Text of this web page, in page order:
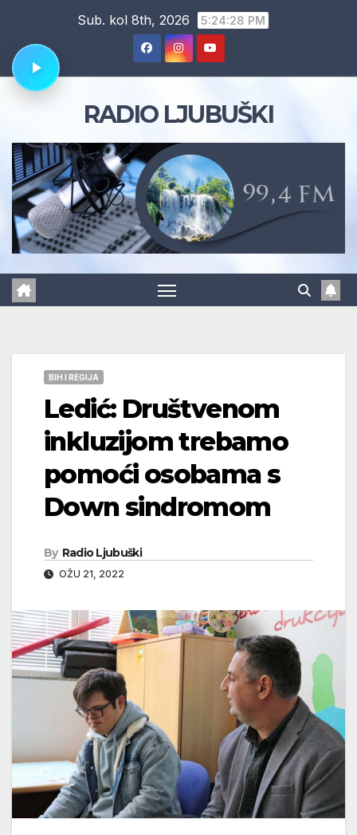
content
Sub. kol 8th, 2026 5:24:29 PM
RADIO LJUBUŠKI
BIH I REGIJA
Ledić: Društvenom
inkluzijom trebamo
pomoći osobama s
Down sindromom
By Radio Ljubuški
OŽU 21, 2022